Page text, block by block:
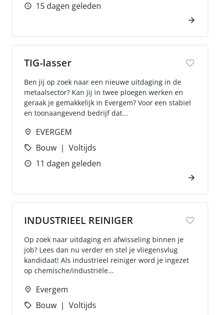
15 dagen geleden
TIG-lasser
Ben jij op zoek naar een nieuwe uitdaging in de
metaalsector? Kan jij in twee ploegen werken en
geraak je gemakkelijk in Evergem? Voor een stabiel
en toonaangevend bedrijf dat...
EVERGEM
Bouw
Voltijds
11 dagen geleden
INDUSTRIEEL REINIGER
Op zoek naar uitdaging en afwisseling binnen je
job? Lees dan nu verder en stel je vliegensvlug
kandidaat! Als industrieel reiniger word je ingezet
op chemische/industriële...
Evergem
Bouw
Voltijds